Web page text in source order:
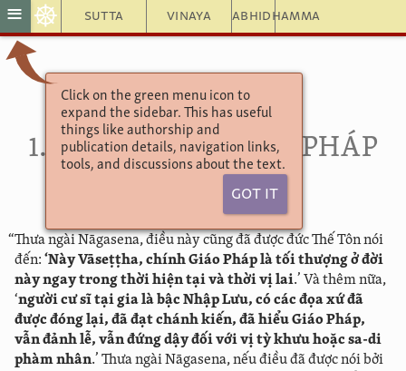
Sutta Vinaya Abhidhamma
≡ ☸
Click on the green menu icon to
expand the sidebar. This has useful
things like authorship and
publication details, navigation links,
tools, and discussions about the text.
Got It
MILINDA VẤN ĐẠO
III. PHẨM ĐÃ BỊ ĐUỔI ĐI:
1. CÂU HỎI VỀ GIÁO PHÁP
TỐI THƯỢNG
“Thưa ngài Nāgasena, điều này cũng đã được đức Thế Tôn nói
đến: ‘Này Vāseṭṭha, chính Giáo Pháp là tối thượng ở đời
này ngay trong thời hiện tại và thời vị lai.’ Và thêm nữa,
‘người cư sĩ tại gia là bậc Nhập Lưu, có các đọa xứ đã
được đóng lại, đã đạt chánh kiến, đã hiểu Giáo Pháp,
vẫn đảnh lễ, vẫn đứng dậy đối với vị tỳ khưu hoặc sa-di
phàm nhân.’ Thưa ngài Nāgasena, nếu điều đã được nói bởi